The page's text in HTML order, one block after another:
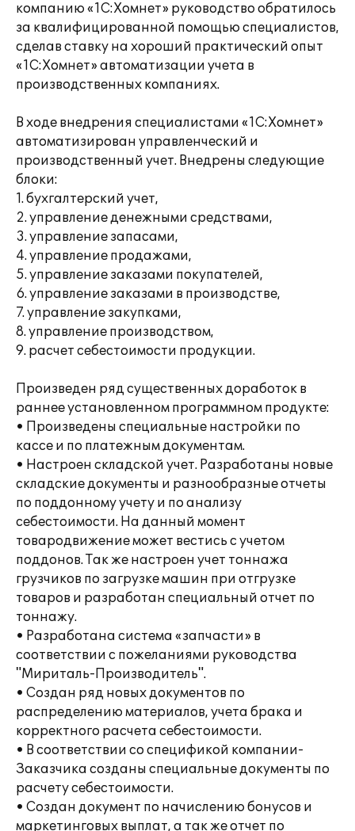
компанию «1С:Хомнет» руководство обратилось
за квалифицированной помощью специалистов,
сделав ставку на хороший практический опыт
«1С:Хомнет» автоматизации учета в
производственных компаниях.
В ходе внедрения специалистами «1С:Хомнет»
автоматизирован управленческий и
производственный учет. Внедрены следующие
блоки:
1. бухгалтерский учет,
2. управление денежными средствами,
3. управление запасами,
4. управление продажами,
5. управление заказами покупателей,
6. управление заказами в производстве,
7. управление закупками,
8. управление производством,
9. расчет себестоимости продукции.
Произведен ряд существенных доработок в
раннее установленном программном продукте:
• Произведены специальные настройки по
кассе и по платежным документам.
• Настроен складской учет. Разработаны новые
складские документы и разнообразные отчеты
по поддонному учету и по анализу
себестоимости. На данный момент
товародвижение может вестись с учетом
поддонов. Так же настроен учет тоннажа
грузчиков по загрузке машин при отгрузке
товаров и разработан специальный отчет по
тоннажу.
• Разработана система «запчасти» в
соответствии с пожеланиями руководства
"Мириталь-Производитель".
• Создан ряд новых документов по
распределению материалов, учета брака и
корректного расчета себестоимости.
• В соответствии со спецификой компании-
Заказчика созданы специальные документы по
расчету себестоимости.
• Создан документ по начислению бонусов и
маркетинговых выплат, а так же отчет по